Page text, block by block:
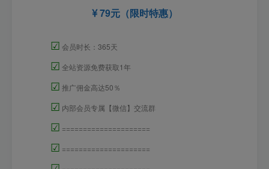
79元（限时特惠）
☑ 会员时长：365天
☑ 全站资源免费获取1年
☑ 推广佣金高达50％
☑ 内部会员专属【微信】交流群
☑ =====================
☑ =====================